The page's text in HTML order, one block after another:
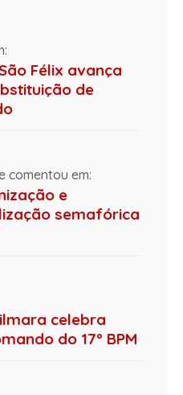
Félix avança
de
comentou em:
e
semafórica
celebra
do 17º BPM